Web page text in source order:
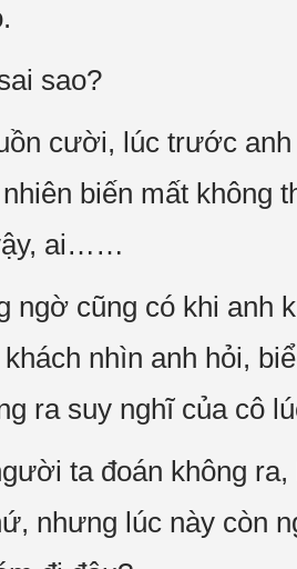
sao?
cười, lúc trước
biến mất không
ai……
ngờ cũng có khi anh
nhìn anh hỏi,
ra suy nghĩ của cô
ta đoán không
nhưng lúc này còn